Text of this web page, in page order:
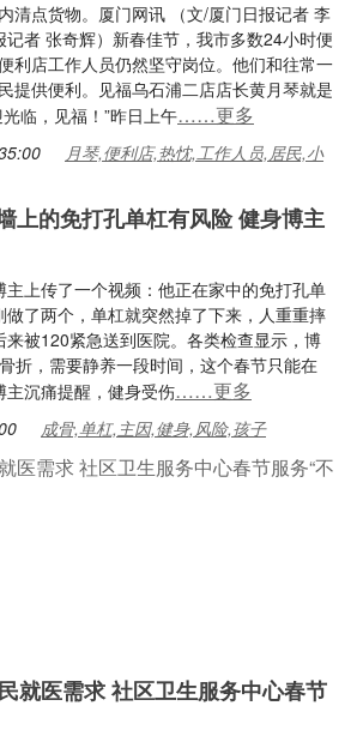
清点货物。厦门网讯 （文/厦门日报记者 李
记者 张奇辉）新春佳节，我市多数24小时便
利店工作人员仍然坚守岗位。他们和往常一
提供便利。见福乌石浦二店店长黄月琴就是
临，见福！”昨日上午……更多
月琴,便利店,热忱,工作人员,居民,小
上的免打孔单杠有风险 健身博主
上传了一个视频：他正在家中的免打孔单
了两个，单杠就突然掉了下来，人重重摔
来被120紧急送到医院。各类检查显示，博
折，需要静养一段时间，这个春节只能在
主沉痛提醒，健身受伤……更多
成骨,单杠,主因,健身,风险,孩子
就医需求 社区卫生服务中心春节